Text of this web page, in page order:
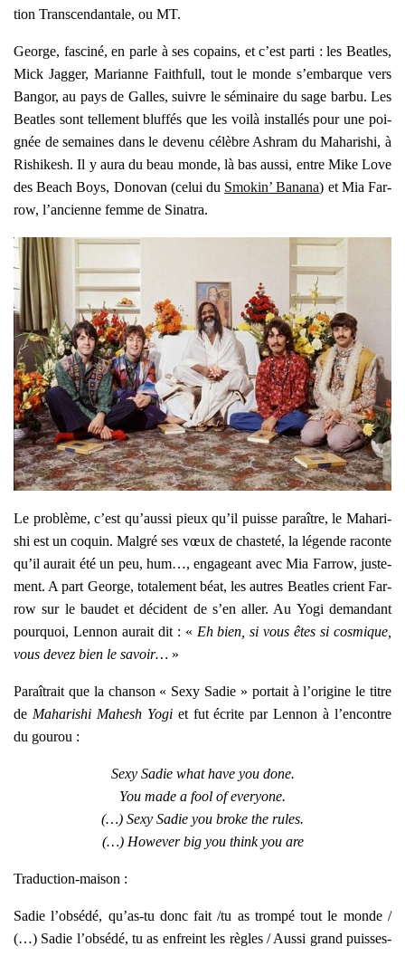
tion Trans­cen­dan­tale, ou MT.
George, fas­ci­né, en parle à ses copains, et c’est par­ti : les Beatles,
Mick Jag­ger, Marianne Fai­th­full, tout le monde s’embarque vers
Ban­gor, au pays de Galles, suivre le sémi­naire du sage bar­bu. Les
Beatles sont tel­le­ment bluf­fés que les voi­là ins­tal­lés pour une poi­
gnée de semaines dans le deve­nu célèbre Ash­ram du Maha­ri­shi, à
Rishi­kesh. Il y aura du beau monde, là bas aus­si, entre Mike Love
des Beach Boys, Dono­van (celui du Smo­kin’ Bana­na) et Mia Far­
row, l’ancienne femme de Sina­tra.
Le pro­blème, c’est qu’aussi pieux qu’il puisse paraître, le Maha­ri­
shi est un coquin. Mal­gré ses vœux de chas­te­té, la légende raconte
qu’il aurait été un peu, hum…, enga­geant avec Mia Far­row, jus­te­
ment. A part George, tota­le­ment béat, les autres Beatles crient Far­
row sur le bau­det et décident de s’en aller. Au Yogi deman­dant
pour­quoi, Len­non aurait dit : « Eh bien, si vous êtes si cos­mique,
vous devez bien le savoir… »
Paraî­trait que la chan­son « Sexy Sadie » por­tait à l’origine le titre
de Maha­ri­shi Mahesh Yogiet fut écrite par Len­non à l’encontre
du gou­rou :
Sexy Sadie what have you done.
You made a fool of eve­ryone.
(…) Sexy Sadie you broke the rules.
(…) Howe­ver big you think you are
Tra­duc­tion-mai­son :
Sadie l’ob­sé­dé, qu’as-tu donc fait /tu as trom­pé tout le monde /
(…) Sadie l’ob­sé­dé, tu as enfreint les règles / Aus­si grand puisses-